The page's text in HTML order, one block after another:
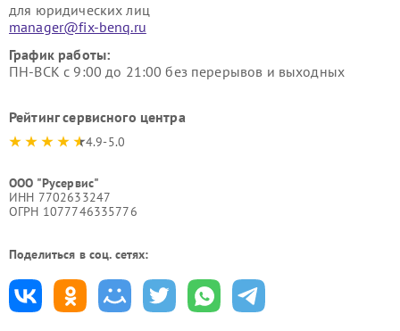
для юридических лиц
manager@fix-benq.ru
График работы:
ПН-ВСК с 9:00 до 21:00 без перерывов и выходных
Рейтинг сервисного центра
4.9-5.0
ООО "Русервис"
ИНН 7702633247
ОГРН 1077746335776
Поделиться в соц. сетях: